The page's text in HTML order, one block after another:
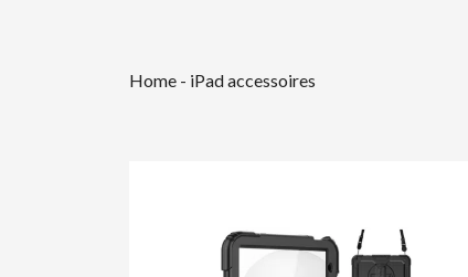
Home - iPad accessoires